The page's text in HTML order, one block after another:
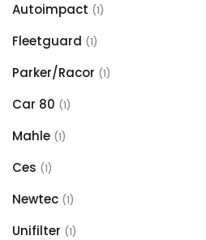
Autoimpact (1)
Fleetguard (1)
Parker/Racor (1)
Car 80 (1)
Mahle (1)
Ces (1)
Newtec (1)
Unifilter (1)